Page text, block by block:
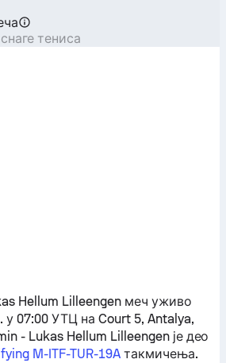
тениса
Hellum Lilleengenмеч уживо
у 07:00 УТЦ на Court 5, Antalya,
- Lukas Hellum Lilleengenје део
M-ITF-TUR-19Aтакмичења.